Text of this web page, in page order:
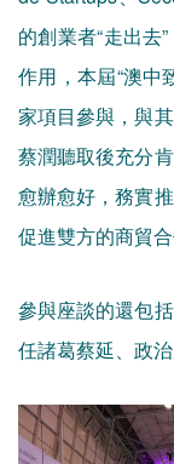
的創業者“走出去
作用，本屆“澳中
家項目參與，與
蔡潤聽取後充分
愈辦愈好，務實
促進雙方的商貿合
參與座談的還包
任諸葛蔡延、政治